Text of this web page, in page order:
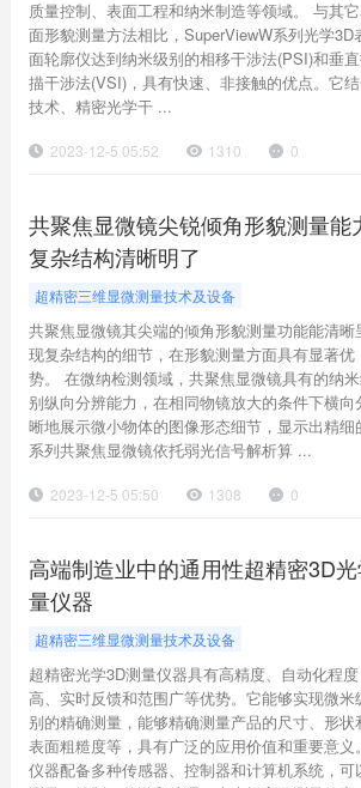
质量控制、表面工程和纳米制造等领域。 与其
面形貌测量方法相比，SuperViewW系列光学3D
面轮廓仪达到纳米级别的相移干涉法(PSI)和垂
描干涉法(VSI)，具有快速、非接触的优点。它
技术、精密光学干 ...
2023-12-5 05:52 1310 0
共聚焦显微镜尖锐倾角形貌测量能
复杂结构清晰明了
超精密三维显微测量技术及设备
共聚焦显微镜其尖端的倾角形貌测量功能能清晰
现复杂结构的细节，在形貌测量方面具有显著优
势。 在微纳检测领域，共聚焦显微镜具有的纳
别纵向分辨能力，在相同物镜放大的条件下横
晰地展示微小物体的图像形态细节，显示出精
系列共聚焦显微镜依托弱光信号解析算 ...
2023-12-5 05:50 1308 0
高端制造业中的通用性超精密3D
量仪器
超精密三维显微测量技术及设备
超精密光学3D测量仪器具有高精度、自动化程度
高、实时反馈和范围广等优势。它能够实现微米
别的精确测量，能够精确测量产品的尺寸、形状
表面粗糙度等，具有广泛的应用价值和重要意
仪器配备多种传感器、控制器和计算机系统，